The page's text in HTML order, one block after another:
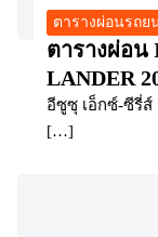
ตารางผ่อนรถย
ตารางผ่อน
LANDER
อีซูซุ เอ็กซ์-ซีรี่ส์
[…]